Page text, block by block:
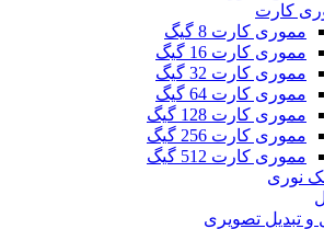
کارت
مموری کارت 8 گیگ
مموری کارت 16 گیگ
مموری کارت 32 گیگ
مموری کارت 64 گیگ
مموری کارت 128 گیگ
مموری کارت 256 گیگ
مموری کارت 512 گیگ
نوری
و تبدیل تصویری